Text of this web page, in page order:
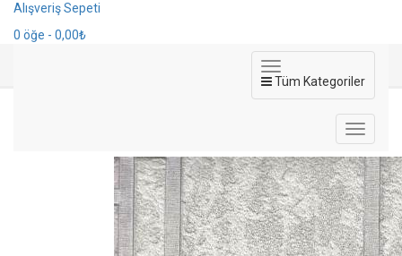
Alışveriş Sepeti
0 öğe - 0,00₺
Tüm Kategoriler